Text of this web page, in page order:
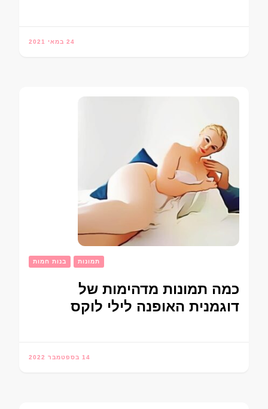
24 במאי 2021
בנות חמות תמונות
כמה תמונות מדהימות של
דוגמנית האופנה לילי לוקס
14 בספטמבר 2022